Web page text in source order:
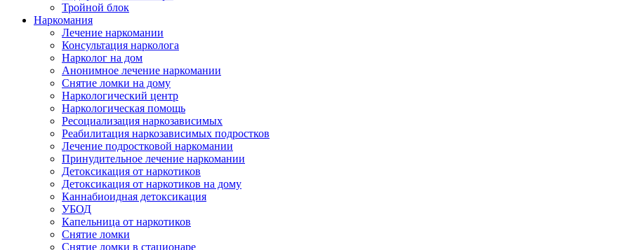
Тройной блок
Наркомания
Лечение наркомании
Консультация нарколога
Нарколог на дом
Анонимное лечение наркомании
Снятие ломки на дому
Наркологический центр
Наркологическая помощь
Ресоциализация наркозависимых
Реабилитация наркозависимых подростков
Лечение подростковой наркомании
Принудительное лечение наркомании
Детоксикация от наркотиков
Детоксикация от наркотиков на дому
Каннабиоидная детоксикация
УБОД
Капельница от наркотиков
Снятие ломки
Снятие ломки в стационаре